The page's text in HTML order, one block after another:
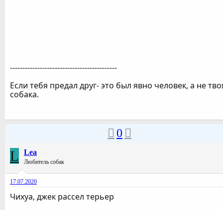
-------------------------------------------
Если тебя предал друг- это был явно человек, а не
собака.
0
L Lea
Любитель собак
17.07.2020
Чихуа, джек рассел терьер